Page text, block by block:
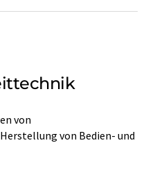
von
von Bedien- und